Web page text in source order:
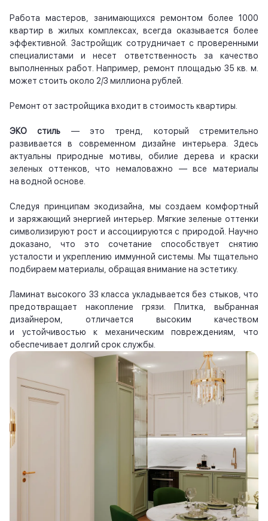
Работа мастеров, занимающихся ремонтом более 1000
квартир в жилых комплексах, всегда оказывается более
эффективной. Застройщик сотрудничает с проверенными
специалистами и несет ответственность за качество
выполненных работ. Например, ремонт площадью 35 кв. м.
может стоить около 2/3 миллиона рублей.
Ремонт от застройщика входит в стоимость квартиры.
ЭКО стиль — это тренд, который стремительно
развивается в современном дизайне интерьера. Здесь
актуальны природные мотивы, обилие дерева и краски
зеленых оттенков, что немаловажно — все материалы
на водной основе.
Следуя принципам экодизайна, мы создаем комфортный
и заряжающий энергией интерьер. Мягкие зеленые оттенки
символизируют рост и ассоциируются с природой. Научно
доказано, что это сочетание способствует снятию
усталости и укреплению иммунной системы. Мы тщательно
подбираем материалы, обращая внимание на эстетику.
Ламинат высокого 33 класса укладывается без стыков, что
предотвращает накопление грязи. Плитка, выбранная
дизайнером, отличается высоким качеством
и устойчивостью к механическим повреждениям, что
обеспечивает долгий срок службы.